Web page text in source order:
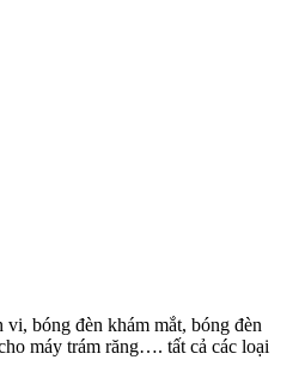
bóng đèn khám mắt, bóng đèn
máy trám răng…. tất cả các loại